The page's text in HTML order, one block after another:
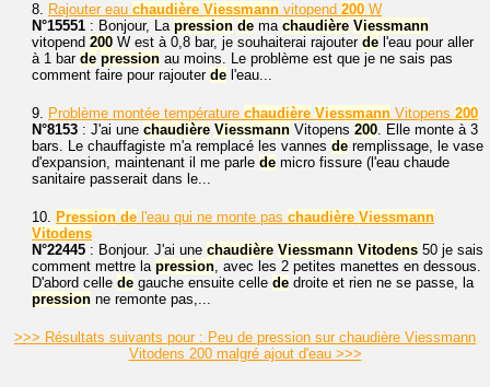
8. Rajouter eau chaudière Viessmann vitopend 200 W
N°15551 : Bonjour, La pression de ma chaudière Viessmann
vitopend 200 W est à 0,8 bar, je souhaiterai rajouter de l'eau pour aller
à 1 bar de pression au moins. Le problème est que je ne sais pas
comment faire pour rajouter de l'eau...
9. Problème montée température chaudière Viessmann Vitopens 200
N°8153 : J'ai une chaudière Viessmann Vitopens 200. Elle monte à 3
bars. Le chauffagiste m'a remplacé les vannes de remplissage, le vase
d'expansion, maintenant il me parle de micro fissure (l'eau chaude
sanitaire passerait dans le...
10. Pression de l'eau qui ne monte pas chaudière Viessmann
Vitodens
N°22445 : Bonjour. J'ai une chaudière Viessmann Vitodens 50 je sais
comment mettre la pression, avec les 2 petites manettes en dessous.
D'abord celle de gauche ensuite celle de droite et rien ne se passe, la
pression ne remonte pas,...
>>> Résultats suivants pour : Peu de pression sur chaudière Viessmann
Vitodens 200 malgré ajout d'eau >>>